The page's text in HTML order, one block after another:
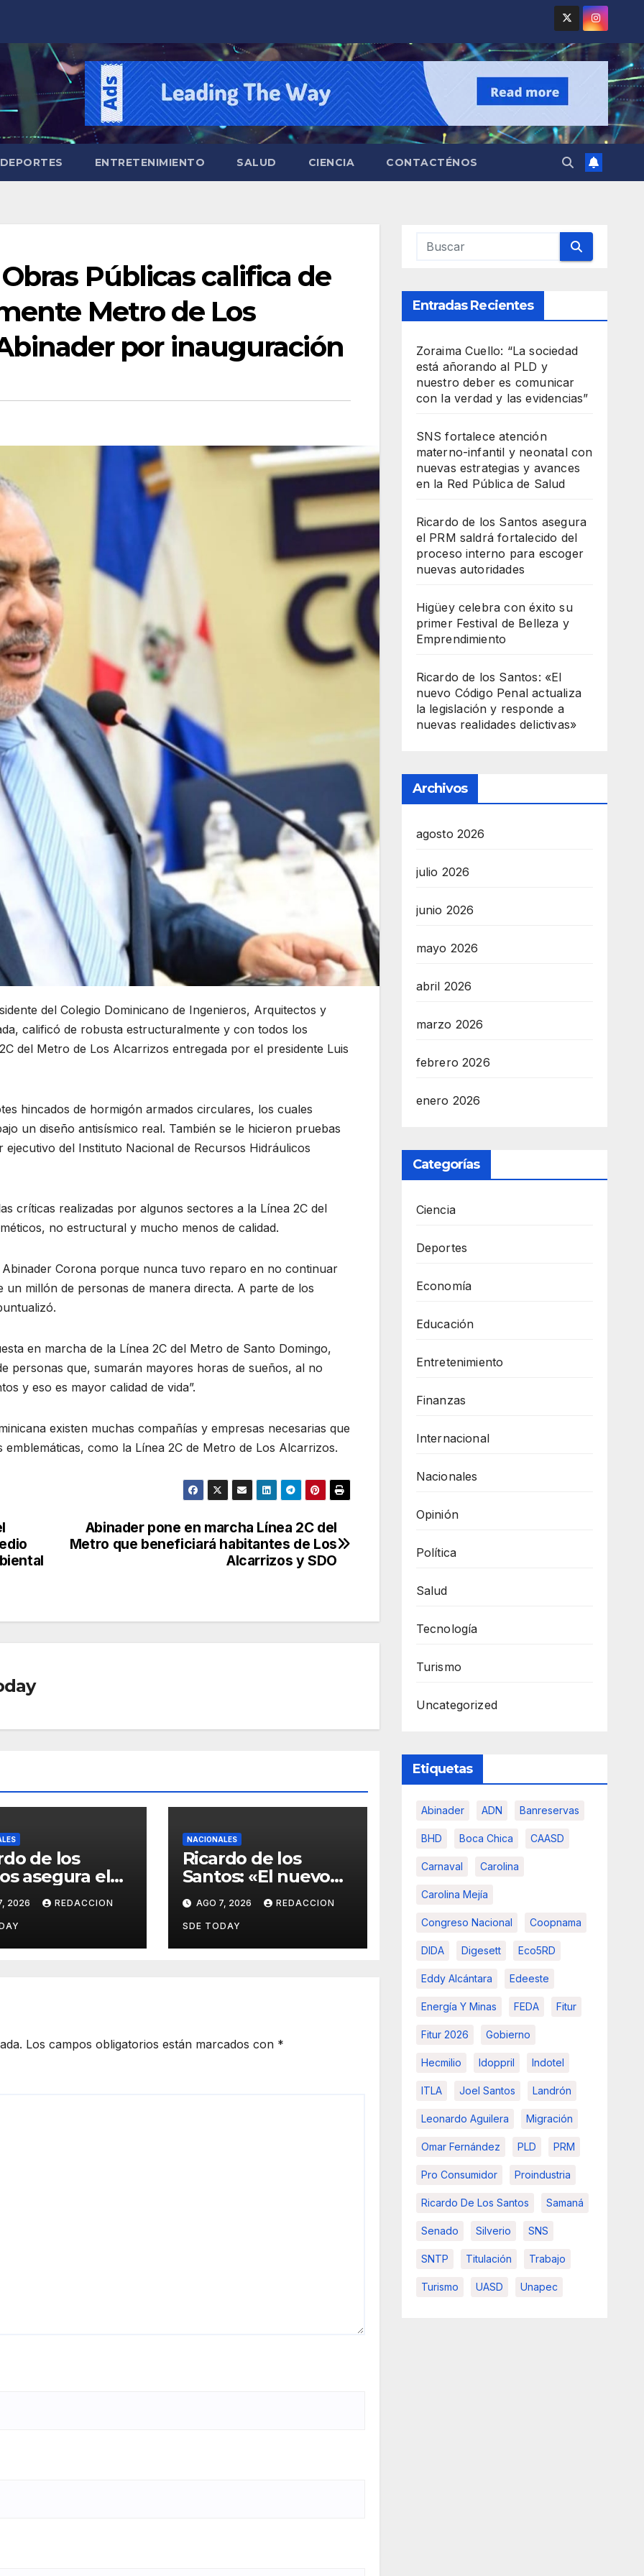
DEPORTES ENTRETENIMIENTO SALUD CIENCIA CONTACTÉNOS
Públicas califica de
Metro de Los
por inauguración
del Colegio Dominicano de Ingenieros, Arquitectos y
calificó de robusta estructuralmente y con todos los
del Metro de Los Alcarrizos entregada por el presidente Luis
hincados de hormigón armados circulares, los cuales
un diseño antisísmico real. También se le hicieron pruebas
del Instituto Nacional de Recursos Hidráulicos
críticas realizadas por algunos sectores a la Línea 2C del
no estructural y mucho menos de calidad.
Corona porque nunca tuvo reparo en no continuar
millón de personas de manera directa. A parte de los
en marcha de la Línea 2C del Metro de Santo Domingo,
personas que, sumarán mayores horas de sueños, al no
y eso es mayor calidad de vida”.
existen muchas compañías y empresas necesarias que
como la Línea 2C de Metro de Los Alcarrizos.
Abinader pone en marcha Línea 2C del
Metro que beneficiará habitantes de Los
Alcarrizos y SDO
de los
asegura el
saldrá
del
interno
2026 REDACCION
NACIONALES
Ricardo de los
Santos: «El nuevo
Código Penal
actualiza la
legislación y
responde a nuevas
AGO 7, 2026 REDACCION
SDE TODAY
Los campos obligatorios están marcados con *
Entradas Recientes
Zoraima Cuello: “La sociedad
está añorando al PLD y
nuestro deber es comunicar
con la verdad y las evidencias”
SNS fortalece atención
materno-infantil y neonatal con
nuevas estrategias y avances
en la Red Pública de Salud
Ricardo de los Santos asegura
el PRM saldrá fortalecido del
proceso interno para escoger
nuevas autoridades
Higüey celebra con éxito su
primer Festival de Belleza y
Emprendimiento
Ricardo de los Santos: «El
nuevo Código Penal actualiza
la legislación y responde a
nuevas realidades delictivas»
Archivos
agosto 2026
julio 2026
junio 2026
mayo 2026
abril 2026
marzo 2026
febrero 2026
enero 2026
Categorías
Ciencia
Deportes
Economía
Educación
Entretenimiento
Finanzas
Internacional
Nacionales
Opinión
Política
Salud
Tecnología
Turismo
Uncategorized
Etiquetas
Abinader ADN Banreservas
BHD Boca Chica CAASD
Carnaval Carolina
Carolina Mejía
Congreso Nacional Coopnama
DIDA Digesett Eco5RD
Eddy Alcántara Edeeste
Energía Y Minas FEDA Fitur
Fitur 2026 Gobierno
Hecmilio Idoppril Indotel
ITLA Joel Santos Landrón
Leonardo Aguilera Migración
Omar Fernández PLD PRM
Pro Consumidor Proindustria
Ricardo De Los Santos Samaná
Senado Silverio SNS
SNTP Titulación Trabajo
Turismo UASD Unapec